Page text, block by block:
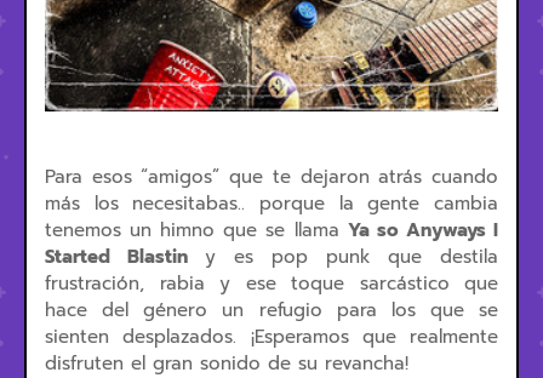
Para esos “amigos” que te dejaron atrás cuando
más los necesitabas.. porque la gente cambia
tenemos un himno que se llama Ya so Anyways I
Started Blastiny es pop punk que destila
frustración, rabia y ese toque sarcástico que
hace del género un refugio para los que se
sienten desplazados. ¡Esperamos que realmente
disfruten el gran sonido de su revancha!